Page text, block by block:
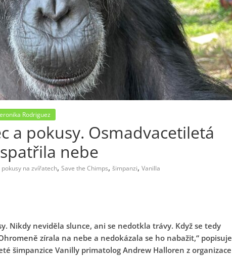
Rodriguez
a pokusy. Osmadvacetiletá
nebe
pokusy na zvířatech, Save the Chimps, šimpanzi, Vanilla
Nikdy neviděla slunce, ani se nedotkla trávy. Když se tedy
zírala na nebe a nedokázala se ho nabažit,“ popisuje
šimpanzice Vanilly primatolog Andrew Halloren z organizace